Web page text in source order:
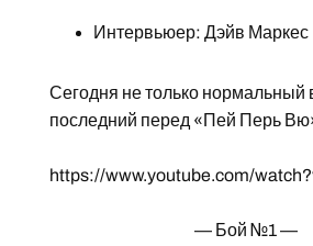
Интервьюер: Дэйв Маркес
Сегодня не только нормальный
последний перед «Пей Перь
https://www.youtube.com/
— Бой №1 —